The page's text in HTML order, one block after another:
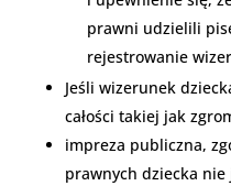
prawni udzielili
rejestrowanie
Jeśli wizerunek
całości takiej jak
impreza publiczna,
prawnych dziecka nie